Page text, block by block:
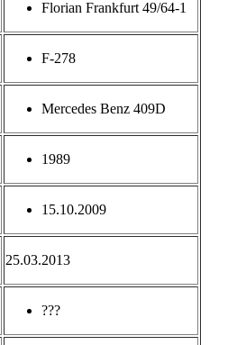
Florian Frankfurt 49/64-1
F-278
Mercedes Benz 409D
1989
15.10.2009
25.03.2013
???